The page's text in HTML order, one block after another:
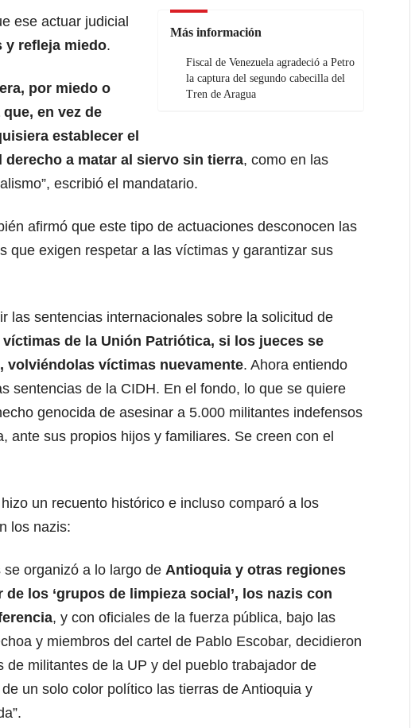
Más información
Fiscal de Venezuela agradeció a Petro
la captura del segundo cabecilla del
Tren de Aragua
ese actuar judicial
y refleja miedo.
por miedo o
en vez de
establecer el
derecho a matar al siervo sin tierra, como en las
escribió el mandatario.
afirmó que este tipo de actuaciones desconocen las
que exigen respetar a las víctimas y garantizar sus
las sentencias internacionales sobre la solicitud de
de la Unión Patriótica, si los jueces se
volviéndolas víctimas nuevamente. Ahora entiendo
sentencias de la CIDH. En el fondo, lo que se quiere
genocida de asesinar a 5.000 militantes indefensos
ante sus propios hijos y familiares. Se creen con el
un recuento histórico e incluso comparó a los
los nazis:
se organizó a lo largo de Antioquia y otras regiones
los ‘grupos de limpieza social’, los nazis con
, y con oficiales de la fuerza pública, bajo las
y miembros del cartel de Pablo Escobar, decidieron
de militantes de la UP y del pueblo trabajador de
un solo color político las tierras de Antioquia y